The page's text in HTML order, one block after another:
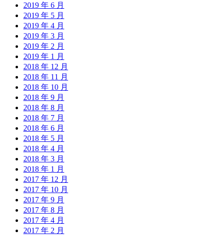
2019 年 6 月
2019 年 5 月
2019 年 4 月
2019 年 3 月
2019 年 2 月
2019 年 1 月
2018 年 12 月
2018 年 11 月
2018 年 10 月
2018 年 9 月
2018 年 8 月
2018 年 7 月
2018 年 6 月
2018 年 5 月
2018 年 4 月
2018 年 3 月
2018 年 1 月
2017 年 12 月
2017 年 10 月
2017 年 9 月
2017 年 8 月
2017 年 4 月
2017 年 2 月